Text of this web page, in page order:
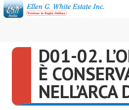
Vai
al
ELLEN G.
D01-02.
È
NELL’ARCA